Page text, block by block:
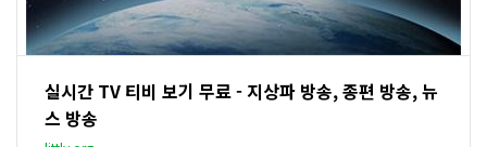
실시간 TV 티비 보기 무료 - 지상파 방송, 종편 방송, 뉴
스 방송